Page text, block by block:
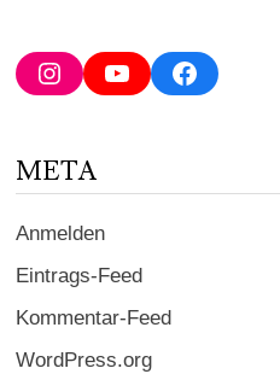
Adresse
ein ...
InstagramYouTubeFacebook
META
Anmelden
Eintrags-Feed
Kommentar-Feed
WordPress.org